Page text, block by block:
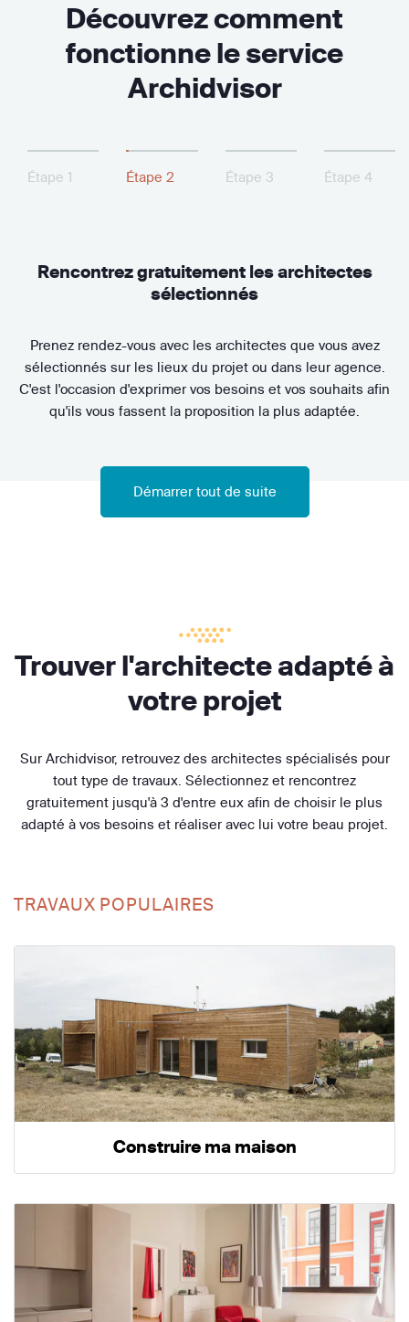
Découvrez comment
fonctionne le service
Archidvisor
Étape 1 Étape 2 Étape 3 Étape 4
Rencontrez gratuitement les architectes
sélectionnés
Prenez rendez-vous avec les architectes que vous avez
sélectionnés sur les lieux du projet ou dans leur agence.
C'est l'occasion d'exprimer vos besoins et vos souhaits afin
qu'ils vous fassent la proposition la plus adaptée.
Démarrer tout de suite
Trouver l'architecte adapté à
votre projet
Sur Archidvisor, retrouvez des architectes spécialisés pour
tout type de travaux. Sélectionnez et rencontrez
gratuitement jusqu'à 3 d'entre eux afin de choisir le plus
adapté à vos besoins et réaliser avec lui votre beau projet.
TRAVAUX POPULAIRES
Construire ma maison